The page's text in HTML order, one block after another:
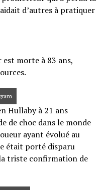
d’autres à pratiquer
morte à 83 ans,
Hullaby à 21 ans
de choc dans le monde
ayant évolué au
était porté disparu
triste confirmation de